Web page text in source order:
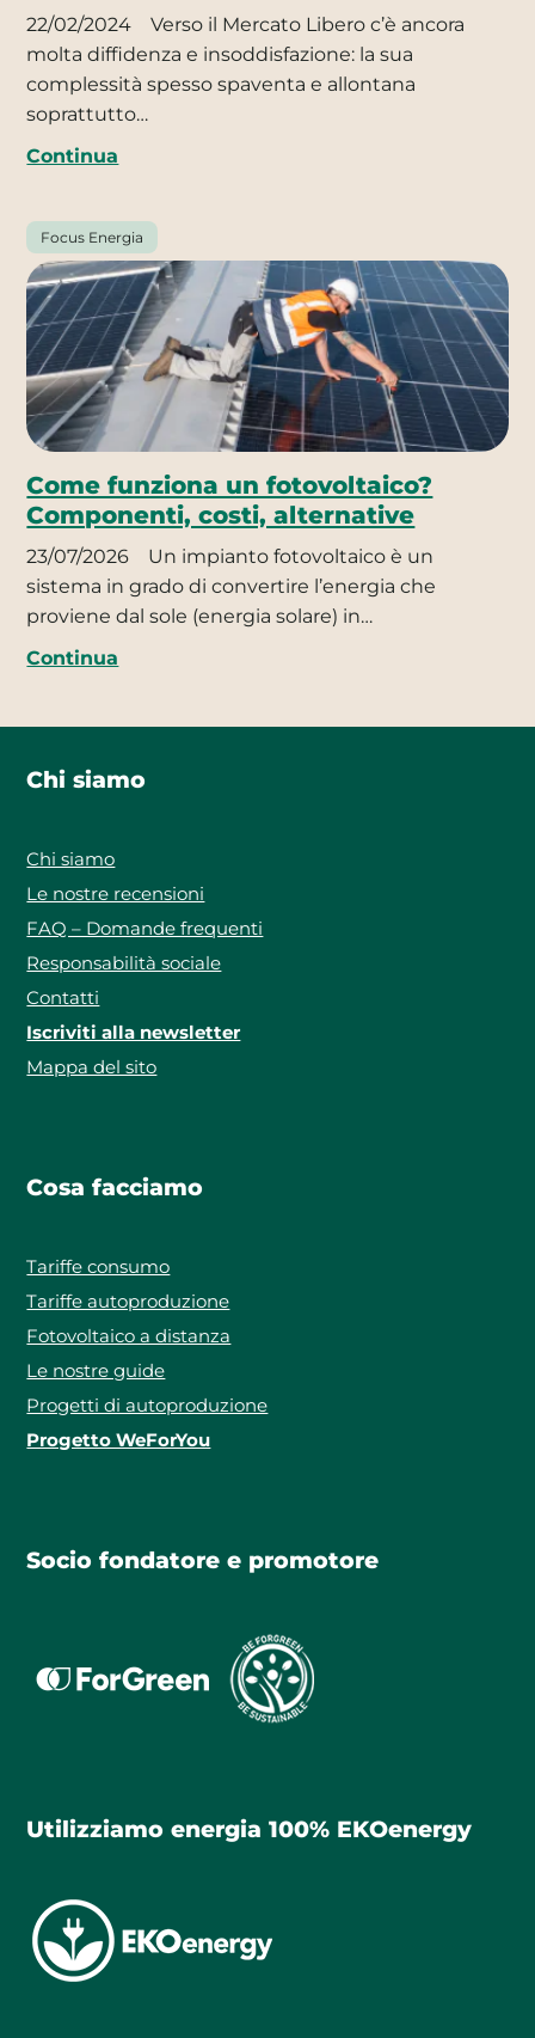
22/02/2024
Verso il Mercato Libero c’è ancora
molta diffidenza e insoddisfazione: la sua
complessità spesso spaventa e allontana
soprattutto…
Continua
Focus Energia
Come funziona un fotovoltaico?
Componenti, costi, alternative
23/07/2026
Un impianto fotovoltaico è un
sistema in grado di convertire l’energia che
proviene dal sole (energia solare) in…
Continua
Chi siamo
Chi siamo
Le nostre recensioni
FAQ – Domande frequenti
Responsabilità sociale
Contatti
Iscriviti alla newsletter
Mappa del sito
Cosa facciamo
Tariffe consumo
Tariffe autoproduzione
Fotovoltaico a distanza
Le nostre guide
Progetti di autoproduzione
Progetto WeForYou
Socio fondatore e promotore
Utilizziamo energia 100% EKOenergy